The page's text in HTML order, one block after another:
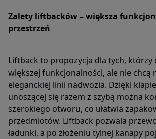
Zalety liftbacków – większa
przestrzeń
Liftback to propozycja dla tych, którzy
większej funkcjonalności, ale nie chcą
eleganckiej linii nadwozia. Dzięki
unoszącej się razem z szybą można
szerokiego otworu, co ułatwia
przedmiotów. Liftback pozwala
ładunki, a po złożeniu tylnej kanapy